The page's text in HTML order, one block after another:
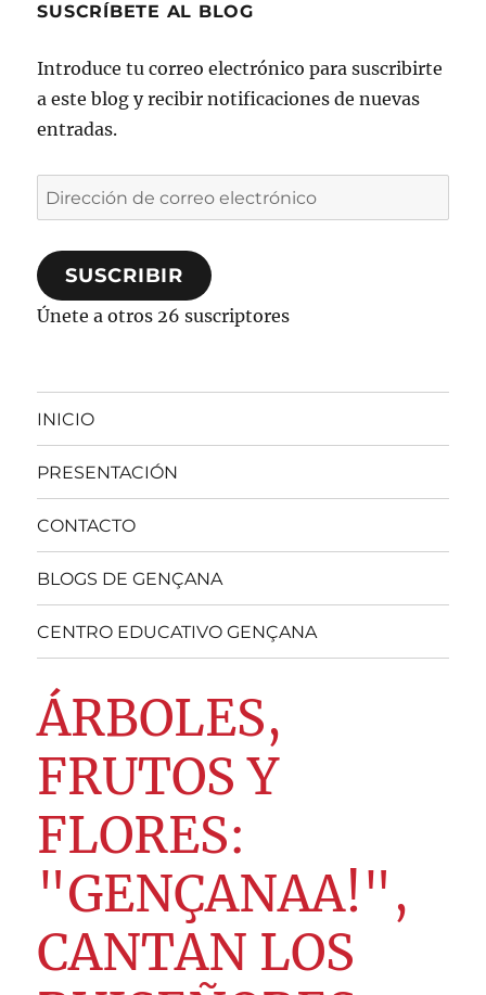
SUSCRÍBETE AL BLOG
Introduce tu correo electrónico para suscribirte
a este blog y recibir notificaciones de nuevas
entradas.
Dirección
de
correo
electrónico
SUSCRIBIR
Únete a otros 26 suscriptores
INICIO
PRESENTACIÓN
CONTACTO
BLOGS DE GENÇANA
CENTRO EDUCATIVO GENÇANA
ÁRBOLES,
FRUTOS Y
FLORES:
"GENÇANAA!",
CANTAN LOS